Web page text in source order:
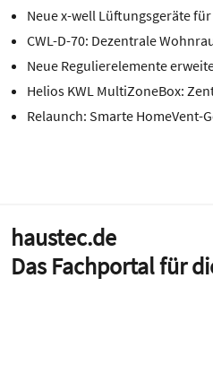
Neue x-well Lüftungsgeräte
CWL-D-70: Dezentrale
Neue Regulierelemente
Helios KWL MultiZoneBox:
Relaunch: Smarte HomeVent-
haustec.de
Das Fachportal für